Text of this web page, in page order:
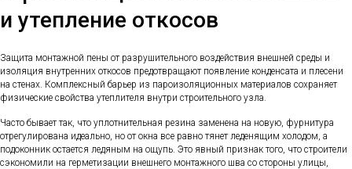
и утепление откосов
Защита монтажной пены от разрушительного воздействия внешней среды и
изоляция внутренних откосов предотвращают появление конденсата и плесени
на стенах. Комплексный барьер из пароизоляционных материалов сохраняет
физические свойства утеплителя внутри строительного узла.
Часто бывает так, что уплотнительная резина заменена на новую, фурнитура
отрегулирована идеально, но от окна все равно тянет леденящим холодом, а
подоконник остается ледяным на ощупь. Это явный признак того, что строители
сэкономили на герметизации внешнего монтажного шва со стороны улицы,